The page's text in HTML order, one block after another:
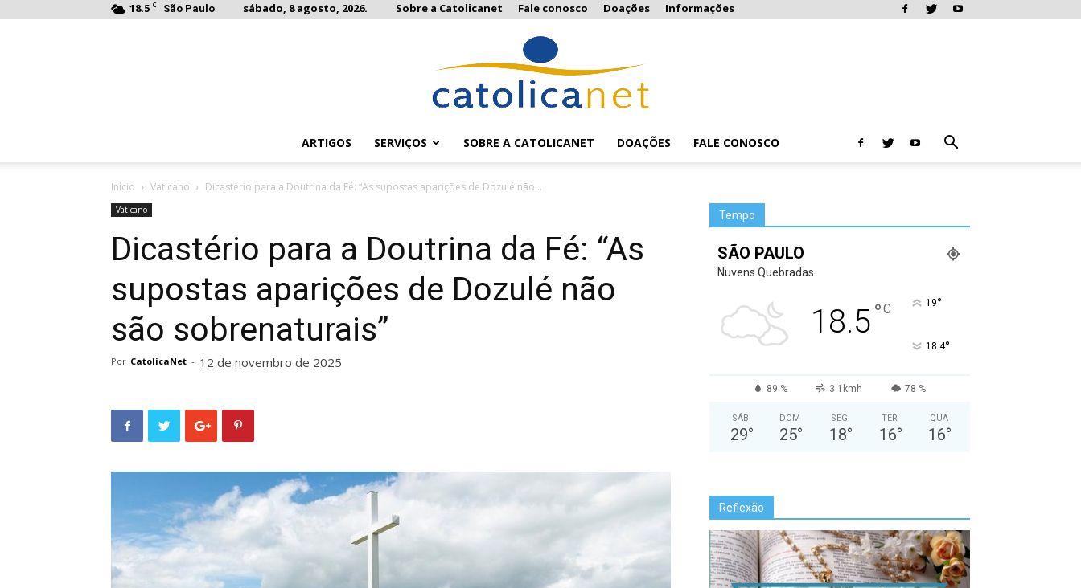
18.5 C São Paulo sábado, 8 agosto, 2026. Sobre a Catolicanet Fale conosco Doações Informações
ARTIGOS SERVIÇOS SOBRE A CATOLICANET DOAÇÕES FALE CONOSCO
Início Vaticano Dicastério para a Doutrina da Fé: “As supostas aparições de Dozulé não...
Vaticano
Dicastério para a Doutrina da Fé: “As
supostas aparições de Dozulé não
são sobrenaturais”
Por CatolicaNet - 12 de novembro de 2025
Tempo
SÃO PAULO
Nuvens Quebradas
18.5°C 19°
18.4°
89 % 3.1kmh 78 %
SÁB
29°
DOM
25°
SEG
18°
TER
16°
QUA
16°
Reflexão